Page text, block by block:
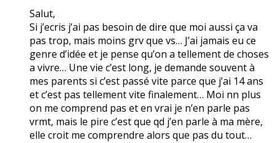
Salut,
Si j’ecris j’ai pas besoin de dire que moi aussi ça va
pas trop, mais moins grv que vs… J’ai jamais eu ce
genre d’idée et je pense qu’on a tellement de choses
a vivre… Une vie c’est long, je demande souvent à
mes parents si c’est passé vite parce que j’ai 14 ans
et c’est pas tellement vite finalement… Moi nn plus
on me comprend pas et en vrai je n’en parle pas
vrmt, mais le pire c’est que qd j’en parle à ma mère,
elle croit me comprendre alors que pas du tout…